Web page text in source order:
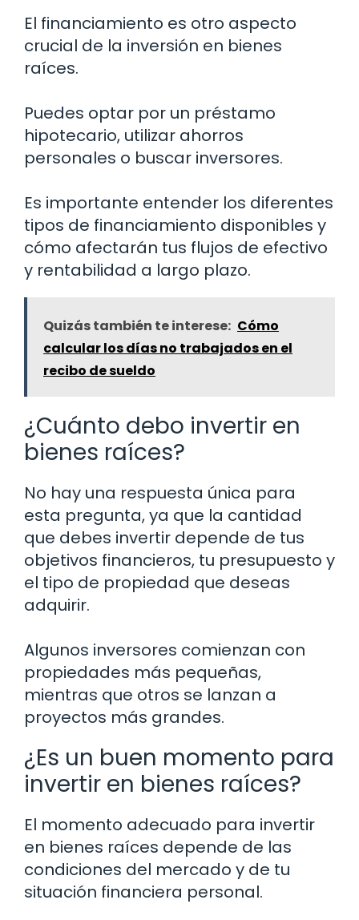
El financiamiento es otro aspecto
crucial de la inversión en bienes
raíces.
Puedes optar por un préstamo
hipotecario, utilizar ahorros
personales o buscar inversores.
Es importante entender los diferentes
tipos de financiamiento disponibles y
cómo afectarán tus flujos de efectivo
y rentabilidad a largo plazo.
Quizás también te interese: Cómo
calcular los días no trabajados en el
recibo de sueldo
¿Cuánto debo invertir en
bienes raíces?
No hay una respuesta única para
esta pregunta, ya que la cantidad
que debes invertir depende de tus
objetivos financieros, tu presupuesto y
el tipo de propiedad que deseas
adquirir.
Algunos inversores comienzan con
propiedades más pequeñas,
mientras que otros se lanzan a
proyectos más grandes.
¿Es un buen momento para
invertir en bienes raíces?
El momento adecuado para invertir
en bienes raíces depende de las
condiciones del mercado y de tu
situación financiera personal.